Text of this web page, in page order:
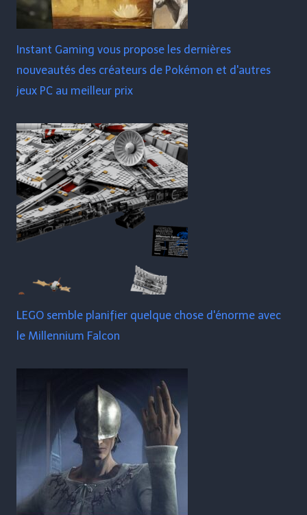
Instant Gaming vous propose les dernières
nouveautés des créateurs de Pokémon et d'autres
jeux PC au meilleur prix
LEGO semble planifier quelque chose d'énorme avec
le Millennium Falcon